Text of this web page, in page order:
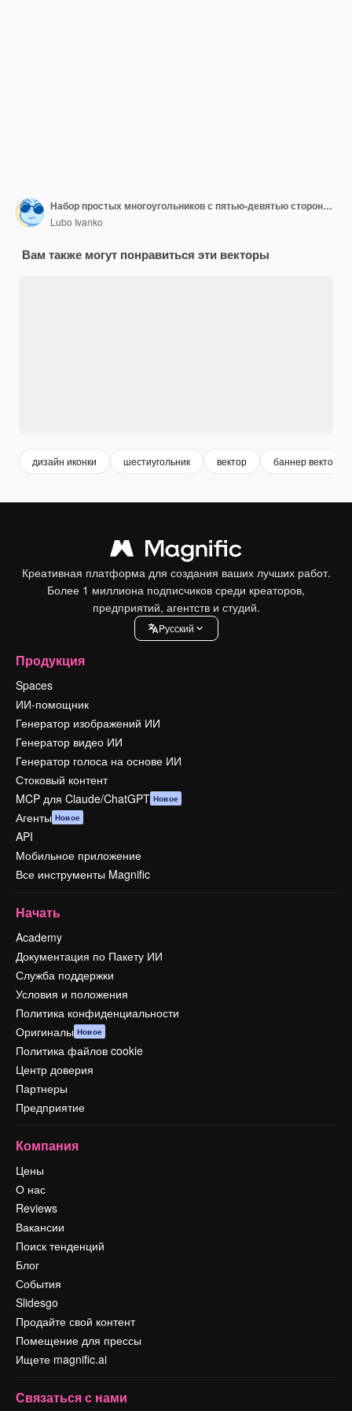
Набор простых многоугольников с пятью-девятью сторонами. Заполненная и контурная версия
Lubo Ivanko
Вам также могут понравиться эти векторы
дизайн иконки шестиугольник вектор баннер вектор
Креативная платформа для создания ваших лучших работ.
Более 1 миллиона подписчиков среди креаторов,
предприятий, агентств и студий.
Pусский
Продукция
Spaces
ИИ-помощник
Генератор изображений ИИ
Генератор видео ИИ
Генератор голоса на основе ИИ
Стоковый контент
MCP для Claude/ChatGPT Новое
Агенты Новое
API
Мобильное приложение
Все инструменты Magnific
Начать
Academy
Документация по Пакету ИИ
Служба поддержки
Условия и положения
Политика конфиденциальности
Оригиналы Новое
Политика файлов cookie
Центр доверия
Партнеры
Предприятие
Компания
Цены
О нас
Reviews
Вакансии
Поиск тенденций
Блог
События
Slidesgo
Продайте свой контент
Помещение для прессы
Ищете magnific.ai
Связаться с нами